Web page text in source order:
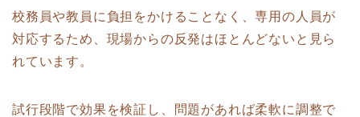
校務員や教員に負担をかけることなく、専用の人員が
対応するため、現場からの反発はほとんどないと見ら
れています。
試行段階で効果を検証し、問題があれば柔軟に調整で